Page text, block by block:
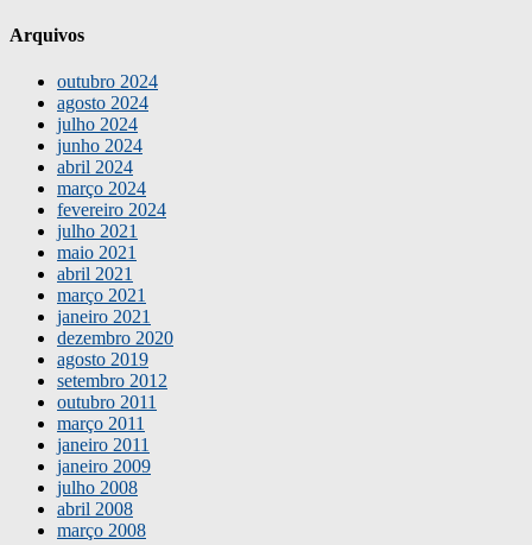
Arquivos
outubro 2024
agosto 2024
julho 2024
junho 2024
abril 2024
março 2024
fevereiro 2024
julho 2021
maio 2021
abril 2021
março 2021
janeiro 2021
dezembro 2020
agosto 2019
setembro 2012
outubro 2011
março 2011
janeiro 2011
janeiro 2009
julho 2008
abril 2008
março 2008